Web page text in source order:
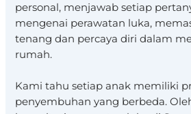
personal, menjawab setiap
mengenai perawatan luka,
tenang dan percaya diri dalam
rumah.
Kami tahu setiap anak memiliki
penyembuhan yang berbeda.